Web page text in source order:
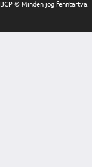
BCP © Minden jog fenntartva.